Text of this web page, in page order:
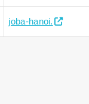
joba-hanoi.